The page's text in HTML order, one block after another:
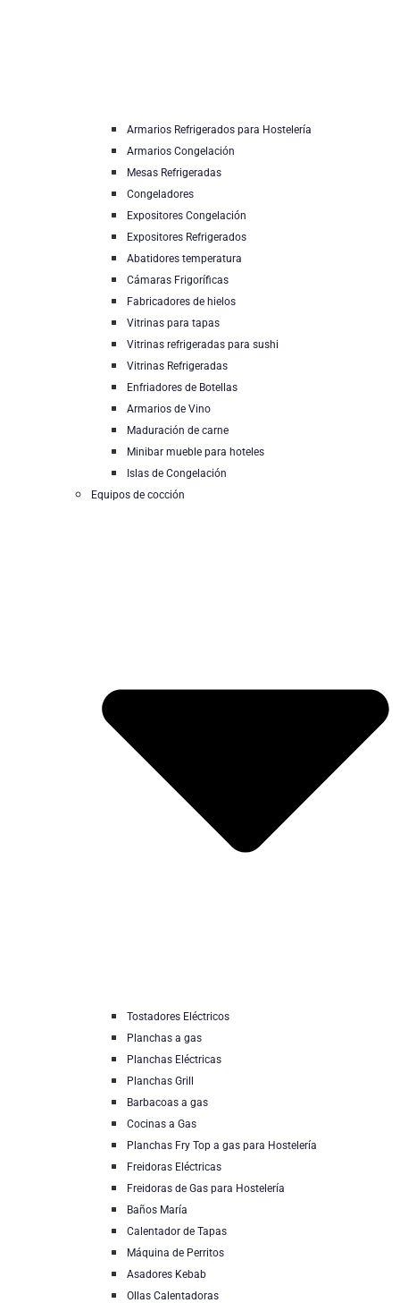
Armarios Refrigerados para Hostelería
Armarios Congelación
Mesas Refrigeradas
Congeladores
Expositores Congelación
Expositores Refrigerados
Abatidores temperatura
Cámaras Frigoríficas
Fabricadores de hielos
Vitrinas para tapas
Vitrinas refrigeradas para sushi
Vitrinas Refrigeradas
Enfriadores de Botellas
Armarios de Vino
Maduración de carne
Minibar mueble para hoteles
Islas de Congelación
Equipos de cocción
Tostadores Eléctricos
Planchas a gas
Planchas Eléctricas
Planchas Grill
Barbacoas a gas
Cocinas a Gas
Planchas Fry Top a gas para Hostelería
Freidoras Eléctricas
Freidoras de Gas para Hostelería
Baños María
Calentador de Tapas
Máquina de Perritos
Asadores Kebab
Ollas Calentadoras